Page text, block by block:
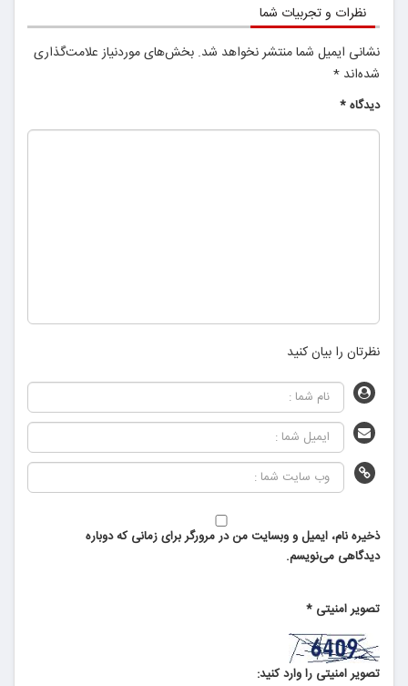
نظرات و تجربیات شما
نشانی ایمیل شما منتشر نخواهد شد. بخش‌های موردنیاز علامت‌گذاری
شده‌اند *
دیدگاه*
نظرتان را بیان کنید
ذخیره نام، ایمیل و وبسایت من در مرورگر برای زمانی که دوباره
دیدگاهی می‌نویسم.
تصویر امنیتی *
تصویر امنیتی را وارد کنید: